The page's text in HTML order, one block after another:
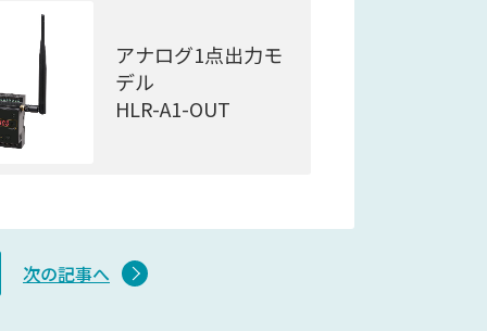
アナログ1点出力モ
デル
HLR-A1-OUT
次の記事へ